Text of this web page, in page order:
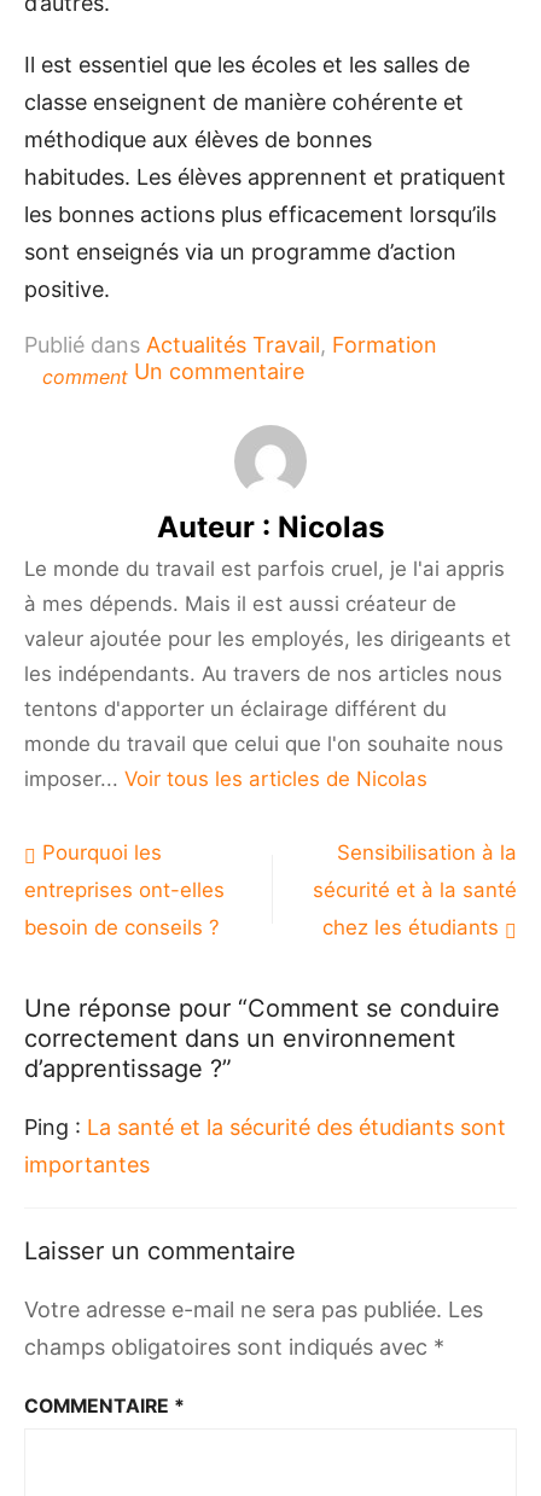
Il est essentiel que les écoles et les salles de
classe enseignent de manière cohérente et
méthodique aux élèves de bonnes
habitudes. Les élèves apprennent et pratiquent
les bonnes actions plus efficacement lorsqu’ils
sont enseignés via un programme d’action
positive.
Publié dans Actualités Travail, Formation
comment Un commentairesur
conduire
correctement
un
environnement
d’apprentissage ?
Auteur : Nicolas
Le monde du travail est parfois cruel, je l'ai appris
à mes dépends. Mais il est aussi créateur de
valeur ajoutée pour les employés, les dirigeants et
les indépendants. Au travers de nos articles nous
tentons d'apporter un éclairage différent du
monde du travail que celui que l'on souhaite nous
imposer... Voir tous les articles de Nicolas
Navigation
de
l’article
Pourquoi les
entreprises ont-elles
besoin de conseils ?
Sensibilisation à la
sécurité et à la santé
chez les étudiants
Une réponse pour “Comment se conduire
correctement dans un environnement
d’apprentissage ?”
Ping : La santé et la sécurité des étudiants sont
importantes
Laisser un commentaire
Votre adresse e-mail ne sera pas publiée. Les
champs obligatoires sont indiqués avec *
COMMENTAIRE *